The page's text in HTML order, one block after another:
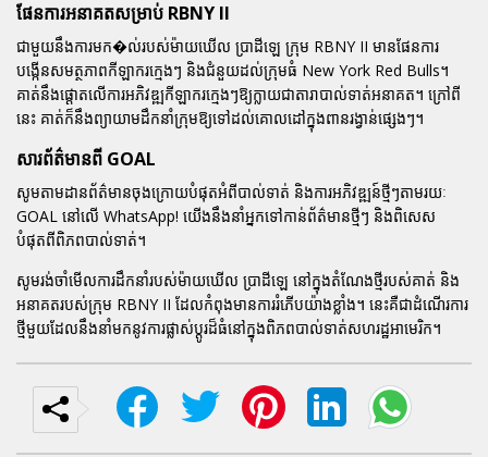
ផែនការអនាគតសម្រាប់ RBNY II
ជាមួយនឹងការមក�ល់របស់ម៉ាយឃើល ប្រាដីឡេ ក្រុម RBNY II មានផែនការ
បង្កើនសមត្ថភាពកីឡាករក្មេងៗ និងជំនួយដល់ក្រុមធំ New York Red Bulls។
គាត់នឹងផ្តោតលើការអភិវឌ្ឍកីឡាករក្មេងៗឱ្យក្លាយជាតារាបាល់ទាត់អនាគត។ ក្រៅពី
នេះ គាត់ក៏នឹងព្យាយាមដឹកនាំក្រុមឱ្យទៅដល់គោលដៅក្នុងពានរង្វាន់ផ្សេងៗ។
សារព័ត៌មានពី GOAL
សូមតាមដានព័ត៌មានចុងក្រោយបំផុតអំពីបាល់ទាត់ និងការអភិវឌ្ឍន៍ថ្មីៗតាមរយៈ
GOAL នៅលើ WhatsApp! យើងនឹងនាំអ្នកទៅកាន់ព័ត៌មានថ្មីៗ និងពិសេស
បំផុតពីពិភពបាល់ទាត់។
សូមរង់ចាំមើលការដឹកនាំរបស់ម៉ាយឃើល ប្រាដីឡេ នៅក្នុងតំណែងថ្មីរបស់គាត់ និង
អនាគតរបស់ក្រុម RBNY II ដែលកំពុងមានការរំភើបយ៉ាងខ្លាំង។ នេះគឺជាដំណើរការ
ថ្មីមួយដែលនឹងនាំមកនូវការផ្លាស់ប្តូរដ៏ធំនៅក្នុងពិភពបាល់ទាត់សហរដ្ឋអាមេរិក។